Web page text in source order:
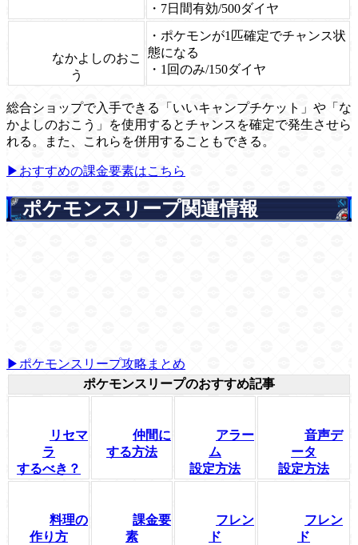
・7日間有効/500ダイヤ
なかよしのおこ
う
・ポケモンが1匹確定でチャンス状
態になる
・1回のみ/150ダイヤ
総合ショップで入手できる「いいキャンプチケット」や「な
かよしのおこう」を使用するとチャンスを確定で発生させら
れる。また、これらを併用することもできる。
▶おすすめの課金要素はこちら
ポケモンスリープ関連情報
▶ポケモンスリープ攻略まとめ
ポケモンスリープのおすすめ記事
リセマ
ラ
するべき？
仲間に
する方法
アラー
ム
設定方法
音声デ
ータ
設定方法
料理の
作り方
課金要
素
フレン
ド
フレン
ド